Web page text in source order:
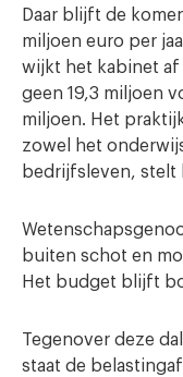
Daar blijft de
miljoen euro per
wijkt het kabinet af
geen 19,3 miljoen
miljoen. Het
zowel het
bedrijfsleven,
buiten schot en
Het budget blijft
Tegenover deze
staat de